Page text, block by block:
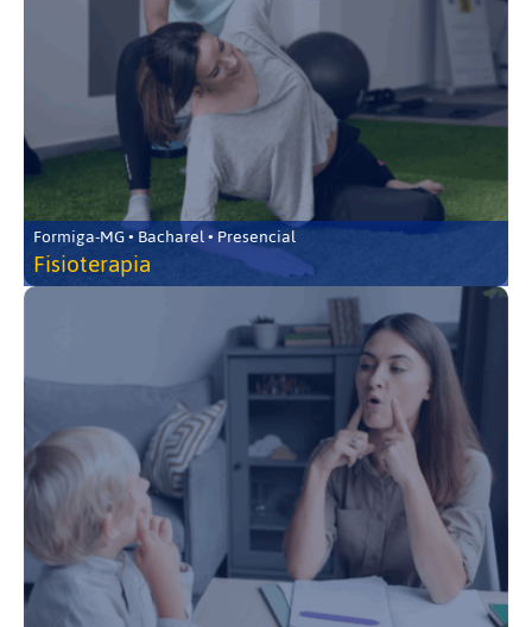
Formiga-MG • Bacharel • Presencial
Fisioterapia